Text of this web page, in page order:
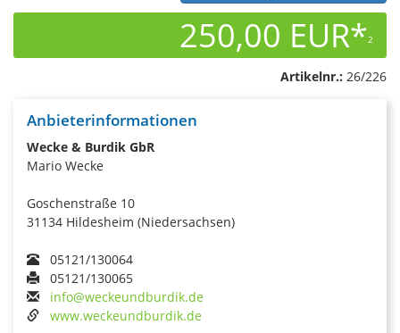
250,00 EUR*2
Artikelnr.: 26/226
Anbieterinformationen
Wecke & Burdik GbR
Mario Wecke
Goschenstraße 10
31134 Hildesheim (Niedersachsen)
05121/130064
05121/130065
info@weckeundburdik.de
www.weckeundburdik.de